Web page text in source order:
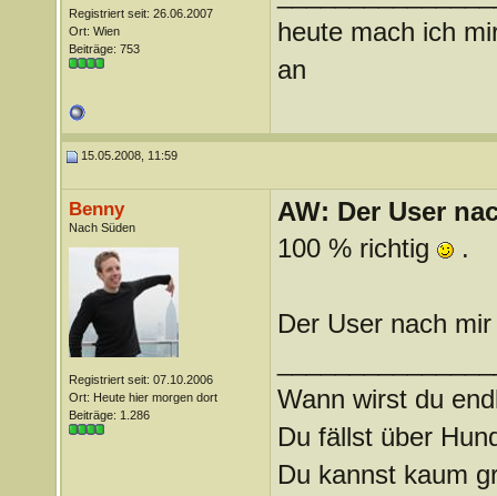
Registriert seit: 26.06.2007
Ort: Wien
Beiträge: 753
heute mach ich
an
15.05.2008, 11:59
Benny
Nach Süden
Registriert seit: 07.10.2006
Ort: Heute hier morgen dort
Beiträge: 1.286
AW: Der User
100 % richtig
.
Der User nach
Wann wirst du
Du fällst über
Du kannst kaum